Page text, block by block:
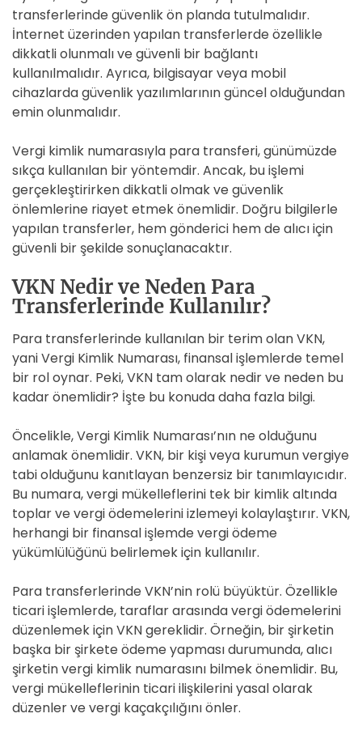
transferlerinde güvenlik ön planda tutulmalıdır.
İnternet üzerinden yapılan transferlerde özellikle
dikkatli olunmalı ve güvenli bir bağlantı
kullanılmalıdır. Ayrıca, bilgisayar veya mobil
cihazlarda güvenlik yazılımlarının güncel olduğundan
emin olunmalıdır.
Vergi kimlik numarasıyla para transferi, günümüzde
sıkça kullanılan bir yöntemdir. Ancak, bu işlemi
gerçekleştirirken dikkatli olmak ve güvenlik
önlemlerine riayet etmek önemlidir. Doğru bilgilerle
yapılan transferler, hem gönderici hem de alıcı için
güvenli bir şekilde sonuçlanacaktır.
VKN Nedir ve Neden Para
Transferlerinde Kullanılır?
Para transferlerinde kullanılan bir terim olan VKN,
yani Vergi Kimlik Numarası, finansal işlemlerde temel
bir rol oynar. Peki, VKN tam olarak nedir ve neden bu
kadar önemlidir? İşte bu konuda daha fazla bilgi.
Öncelikle, Vergi Kimlik Numarası’nın ne olduğunu
anlamak önemlidir. VKN, bir kişi veya kurumun vergiye
tabi olduğunu kanıtlayan benzersiz bir tanımlayıcıdır.
Bu numara, vergi mükelleflerini tek bir kimlik altında
toplar ve vergi ödemelerini izlemeyi kolaylaştırır. VKN,
herhangi bir finansal işlemde vergi ödeme
yükümlülüğünü belirlemek için kullanılır.
Para transferlerinde VKN’nin rolü büyüktür. Özellikle
ticari işlemlerde, taraflar arasında vergi ödemelerini
düzenlemek için VKN gereklidir. Örneğin, bir şirketin
başka bir şirkete ödeme yapması durumunda, alıcı
şirketin vergi kimlik numarasını bilmek önemlidir. Bu,
vergi mükelleflerinin ticari ilişkilerini yasal olarak
düzenler ve vergi kaçakçılığını önler.